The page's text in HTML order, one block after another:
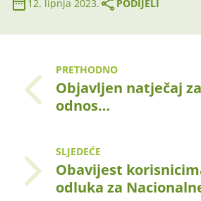
12. lipnja 2023. PODIJELI
PRETHODNO
Objavljen natječaj
odnos…
SLJEDEĆE
Obavijest
odluka za